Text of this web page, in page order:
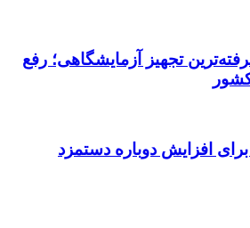
تجهیز آزمایشگاهی؛ رفع
افزایش دوباره دستمزد